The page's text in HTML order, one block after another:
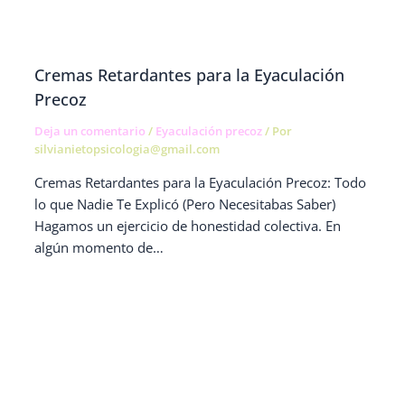
Cremas Retardantes para la Eyaculación
Precoz
Deja un comentario / Eyaculación precoz/ Por
silvianietopsicologia@gmail.com
Cremas Retardantes para la Eyaculación Precoz: Todo
lo que Nadie Te Explicó (Pero Necesitabas Saber)
Hagamos un ejercicio de honestidad colectiva. En
algún momento de…